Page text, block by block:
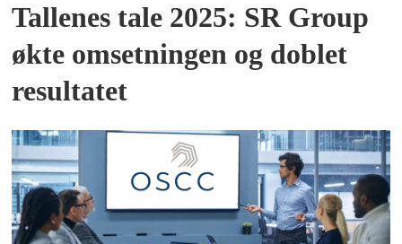
Tallenes tale 2025: SR Group
økte omsetningen og doblet
resultatet